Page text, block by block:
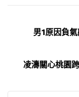
男1原因負
凌濤關心桃園